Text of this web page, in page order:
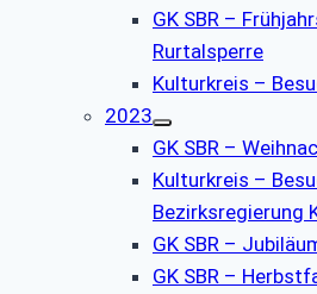
GK SBR –
Rurtalsperre
Kulturkreis –
2023
GK SBR –
Kulturkreis –
Bezirksregierung
GK SBR –
GK SBR –